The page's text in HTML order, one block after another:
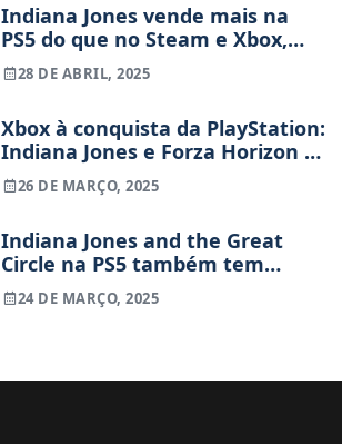
Indiana Jones vende mais na
PS5 do que no Steam e Xbox,
segundo dados da Alinea
Analytics
28 DE ABRIL, 2025
Xbox à conquista da PlayStation:
Indiana Jones e Forza Horizon 5
lideram pré-vendas na PS Store
26 DE MARÇO, 2025
Indiana Jones and the Great
Circle na PS5 também tem
direito ao Collector’s Bundle
24 DE MARÇO, 2025